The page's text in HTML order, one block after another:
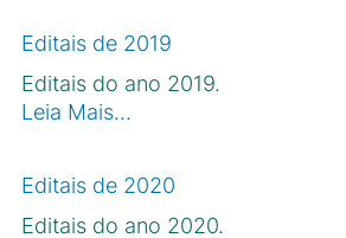
Editais de 2019
Editais do ano 2019.
Leia Mais…
Editais de 2020
Editais do ano 2020.